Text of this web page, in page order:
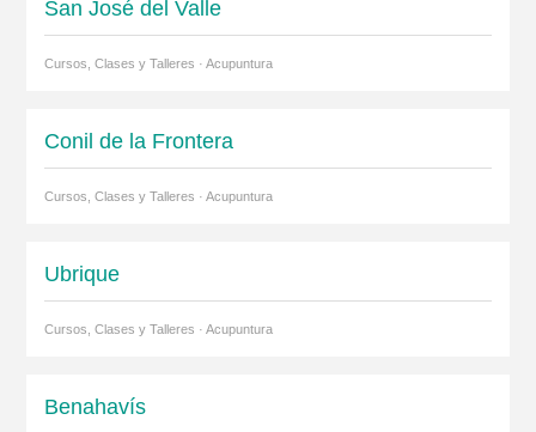
San José del Valle
Cursos, Clases y Talleres · Acupuntura
Conil de la Frontera
Cursos, Clases y Talleres · Acupuntura
Ubrique
Cursos, Clases y Talleres · Acupuntura
Benahavís